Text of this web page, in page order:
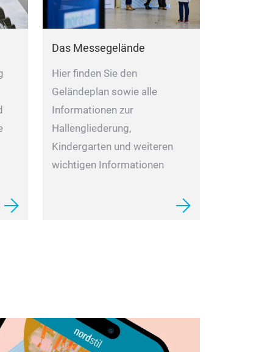
Das Messegelände
Hier finden Sie den
Geländeplan sowie alle
Informationen zur
Hallengliederung,
Kindergarten und weiteren
wichtigen Informationen